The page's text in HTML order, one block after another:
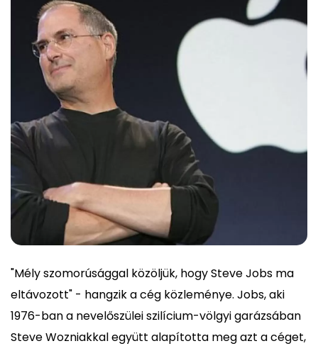
"Mély szomorúsággal közöljük, hogy Steve Jobs ma
eltávozott" - hangzik a cég közleménye. Jobs, aki
1976-ban a nevelőszülei szilícium-völgyi garázsában
Steve Wozniakkal együtt alapította meg azt a céget,